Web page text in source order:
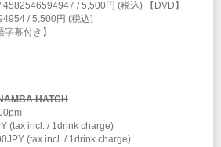
4582546594947 / 5,500円 (税込) 【DVD】
/ 5,500円 (税込)
幕付き】
HATCH
(tax incl. / 1drink charge)
(tax incl. / 1drink charge)